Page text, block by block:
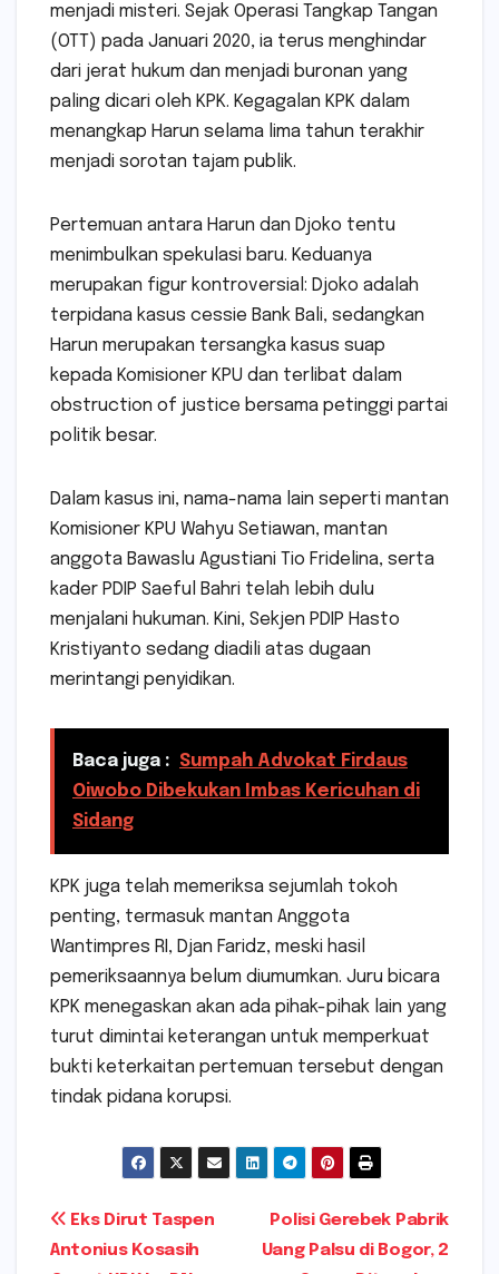
menjadi misteri. Sejak Operasi Tangkap Tangan
(OTT) pada Januari 2020, ia terus menghindar
dari jerat hukum dan menjadi buronan yang
paling dicari oleh KPK. Kegagalan KPK dalam
menangkap Harun selama lima tahun terakhir
menjadi sorotan tajam publik.
Pertemuan antara Harun dan Djoko tentu
menimbulkan spekulasi baru. Keduanya
merupakan figur kontroversial: Djoko adalah
terpidana kasus cessie Bank Bali, sedangkan
Harun merupakan tersangka kasus suap
kepada Komisioner KPU dan terlibat dalam
obstruction of justice bersama petinggi partai
politik besar.
Dalam kasus ini, nama-nama lain seperti mantan
Komisioner KPU Wahyu Setiawan, mantan
anggota Bawaslu Agustiani Tio Fridelina, serta
kader PDIP Saeful Bahri telah lebih dulu
menjalani hukuman. Kini, Sekjen PDIP Hasto
Kristiyanto sedang diadili atas dugaan
merintangi penyidikan.
Baca juga : Sumpah Advokat Firdaus
Oiwobo Dibekukan Imbas Kericuhan di
Sidang
KPK juga telah memeriksa sejumlah tokoh
penting, termasuk mantan Anggota
Wantimpres RI, Djan Faridz, meski hasil
pemeriksaannya belum diumumkan. Juru bicara
KPK menegaskan akan ada pihak-pihak lain yang
turut dimintai keterangan untuk memperkuat
bukti keterkaitan pertemuan tersebut dengan
tindak pidana korupsi.
Navigasi
Polisi Gerebek Pabrik
Uang Palsu di Bogor, 2
Eks Dirut Taspen
Antonius Kosasih